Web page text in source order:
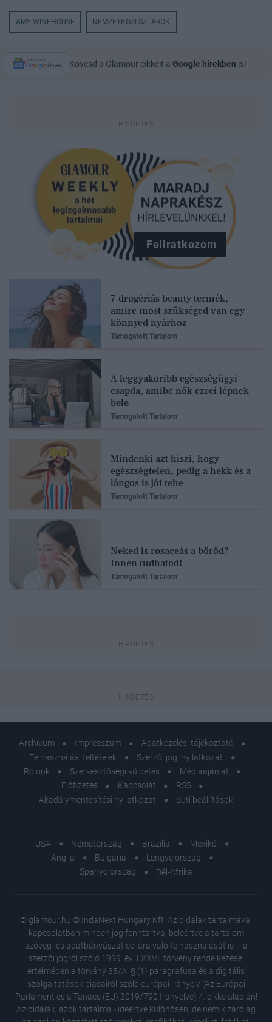
AMY WINEHOUSE NEMZETKÖZI SZTÁROK
Kövesd a Glamour cikkeit a Google hírekben is!
Feliratkozom
7 drogériás beauty termék,
amire most szükséged van egy
könnyed nyárhoz
Támogatott Tartalom
A leggyakoribb egészségügyi
csapda, amibe nők ezrei lépnek
bele
Támogatott Tartalom
Mindenki azt hiszi, hogy
egészségtelen, pedig a hekk és a
lángos is jót tehe
Támogatott Tartalom
Neked is rosaceás a bőrőd?
Innen tudhatod!
Támogatott Tartalom
Archívum Impresszum
Adatkezelési tájékoztató
Felhasználási feltételek
Szerzői jogi nyilatkozat
Rólunk
Szerkesztőségi küldetés
Médiaajánlat
Előfizetés
Kapcsolat
RSS
Akadálymentesítési nyilatkozat
Süti beállítások
USA Németország Brazília
Mexikó
Anglia
Bulgária
Lengyelország
Spanyolország
Dél-Afrika
© glamour.hu © IndaNext Hungary Kft. Az oldalak tartalmával
kapcsolatban minden jog fenntartva, beleértve a tartalom
szöveg- és adatbányászat céljára való felhasználását is – a
szerzői jogról szóló 1999. évi LXXVI. törvény rendelkezései
értelmében a törvény 35/A. § (1) paragrafusa és a digitális
szolgáltatások piacairól szóló európai irányelv (Az Európai
Parlament és a Tanács (EU) 2019/790 Irányelve) 4. cikke alapján!
Az oldalak, azok tartalma - ideértve különösen, de nem kizárólag